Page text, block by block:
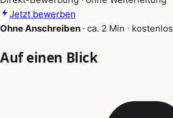
Jetzt bewerben
Ohne Anschreiben · ca. 2 Min · kostenlos
Auf einen Blick